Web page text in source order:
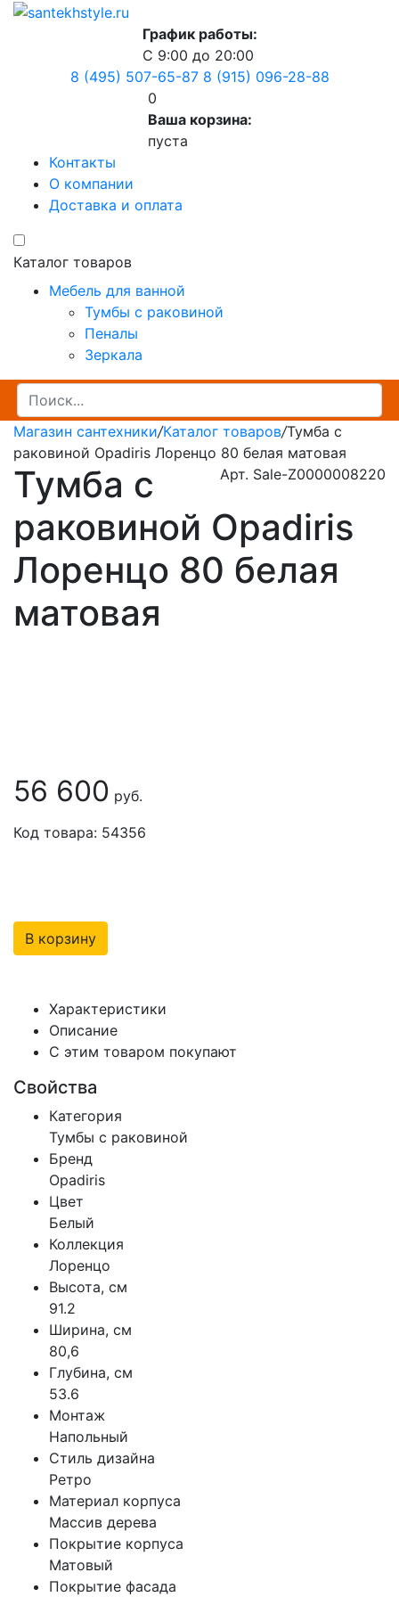
График работы:
С 9:00 до 20:00
8 (495) 507-65-87 8 (915) 096-28-88
0
Ваша корзина:
пуста
Каталог товаров
Мебель для ванной
Тумбы с раковиной
Пеналы
Зеркала
Контакты
О компании
Доставка и оплата
Магазин сантехники/Каталог товаров/Тумба с
раковиной Opadiris Лоренцо 80 белая матовая
Арт. Sale-Z0000008220
Тумба с
раковиной Opadiris
Лоренцо 80 белая
матовая
56 600 руб.
Код товара: 54356
В корзину
Характеристики
Описание
С этим товаром покупают
Свойства
Категория
Тумбы с раковиной
Бренд
Opadiris
Цвет
Белый
Коллекция
Лоренцо
Высота, см
91.2
Ширина, см
80,6
Глубина, см
53.6
Монтаж
Напольный
Стиль дизайна
Ретро
Материал корпуса
Массив дерева
Покрытие корпуса
Матовый
Покрытие фасада